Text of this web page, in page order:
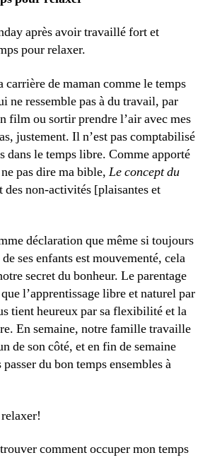
après avoir travaillé fort et
pour relaxer.
carrière de maman comme le temps
ne ressemble pas à du travail, par
film ou sortir prendre l’air avec mes
justement. Il n’est pas comptabilisé
dans le temps libre. Comme apporté
pas dire ma bible, Le concept du
des non-activités [plaisantes et
déclaration que même si toujours
ses enfants est mouvementé, cela
secret du bonheur. Le parentage
l’apprentissage libre et naturel par
tient heureux par sa flexibilité et la
En semaine, notre famille travaille
de son côté, et en fin de semaine
du bon temps ensembles à
comment occuper mon temps